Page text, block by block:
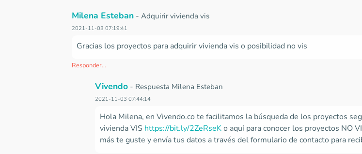
Milena Esteban- Adquirir vivienda vis
2021-11-03 07:19:41
Gracias los proyectos para adquirir vivienda vis o posibilidad no vis
Responder...
Vivendo- Respuesta Milena Esteban
2021-11-03 07:44:14
Hola Milena, en Vivendo.co te facilitamos la búsqueda de los proyectos
vivienda VIS https://bit.ly/2ZeRseKo aquí para conocer los proyectos NO
más te guste y envía tus datos a través del formulario de contacto para